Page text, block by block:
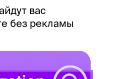
вас
без рекламы
то на
показывают